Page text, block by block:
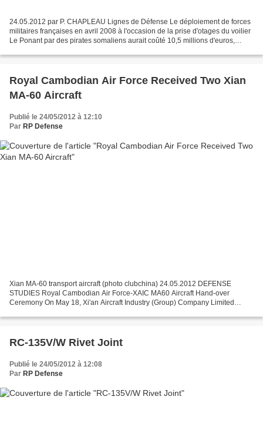
24.05.2012 par P. CHAPLEAU Lignes de Défense Le déploiement de forces
militaires françaises en avril 2008 à l'occasion de la prise d'otages du voilier
Le Ponant par des pirates somaliens aurait coûté 10,5 millions d'euros,
Royal Cambodian Air Force Received Two Xian
MA-60 Aircraft
Publié le 24/05/2012 à 12:10
Par RP Defense
Xian MA-60 transport aircraft (photo clubchina) 24.05.2012 DEFENSE
STUDIES Royal Cambodian Air Force-XAIC MA60 Aircraft Hand-over
Ceremony On May 18, Xi'an Aircraft Industry (Group) Company Limited
RC-135V/W Rivet Joint
Publié le 24/05/2012 à 12:08
Par RP Defense